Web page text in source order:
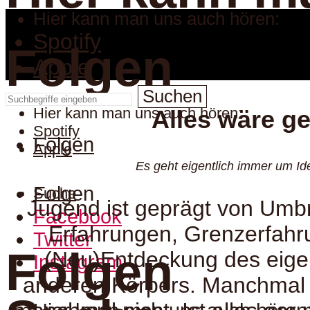
Hier kann man uns auch hören:
Spotify
Apple
Suche
Folgen
Folgen
Facebook
Twitter
Instagram
Suchen
Folgen
Folgen
Hier kann man uns auch hören:
Spotify
Apple
Alles wäre
Es geht eigentlich immer um
Jugend ist geprägt von
Erfahrungen,
(Neu)Entdeckung des
anderen Körpers.